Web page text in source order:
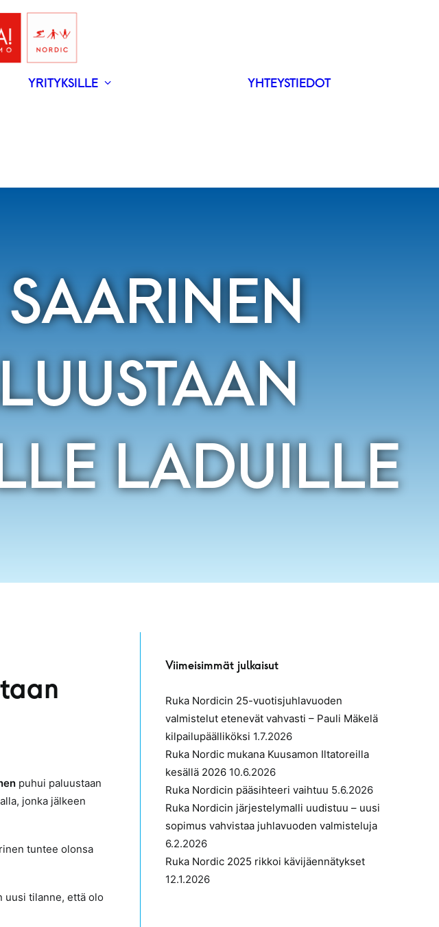
YRITYKSILLE YHTEYSTIEDOT
LADUILLE
puhui paluustaan
jonka jälkeen
tuntee olonsa
uusi tilanne, että olo
Viimeisimmät julkaisut
Ruka Nordicin 25-vuotisjuhlavuoden
valmistelut etenevät vahvasti – Pauli Mäkelä
kilpailupäälliköksi 1.7.2026
Ruka Nordic mukana Kuusamon Iltatoreilla
kesällä 2026 10.6.2026
Ruka Nordicin pääsihteeri vaihtuu 5.6.2026
Ruka Nordicin järjestelymalli uudistuu – uusi
sopimus vahvistaa juhlavuoden valmisteluja
6.2.2026
Ruka Nordic 2025 rikkoi kävijäennätykset
12.1.2026